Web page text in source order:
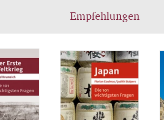
Empfehlungen